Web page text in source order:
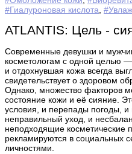
#Гиалуроновая кислота
ATLANTIS: Цель -
Современные девушки и
косметологам с одной целью
и отдохнувшая кожа всегда
свидетельствует о здоровом
Однако, множество факторов
состояние кожи и её сияние.
условия, и перепады погоды, и
неправильный уход, и
неподходящие косметические
рекламируются в социальных
личностями.